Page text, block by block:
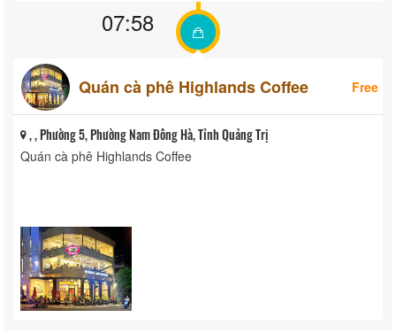
07:58
Quán cà phê Highlands Coffee Free
, , Phường 5, Phường Nam Đông Hà, Tỉnh Quảng Trị
Quán cà phê Highlands Coffee